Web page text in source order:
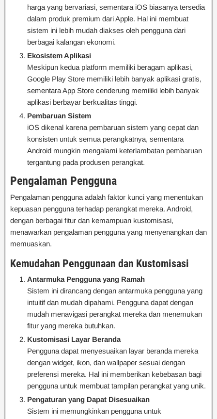
harga yang bervariasi, sementara iOS biasanya tersedia
dalam produk premium dari Apple. Hal ini membuat
sistem ini lebih mudah diakses oleh pengguna dari
berbagai kalangan ekonomi.
Ekosistem Aplikasi
Meskipun kedua platform memiliki beragam aplikasi,
Google Play Store memiliki lebih banyak aplikasi gratis,
sementara App Store cenderung memiliki lebih banyak
aplikasi berbayar berkualitas tinggi.
Pembaruan Sistem
iOS dikenal karena pembaruan sistem yang cepat dan
konsisten untuk semua perangkatnya, sementara
Android mungkin mengalami keterlambatan pembaruan
tergantung pada produsen perangkat.
Pengalaman Pengguna
Pengalaman pengguna adalah faktor kunci yang menentukan
kepuasan pengguna terhadap perangkat mereka. Android,
dengan berbagai fitur dan kemampuan kustomisasi,
menawarkan pengalaman pengguna yang menyenangkan dan
memuaskan.
Kemudahan Penggunaan dan Kustomisasi
Antarmuka Pengguna yang Ramah
Sistem ini dirancang dengan antarmuka pengguna yang
intuitif dan mudah dipahami. Pengguna dapat dengan
mudah menavigasi perangkat mereka dan menemukan
fitur yang mereka butuhkan.
Kustomisasi Layar Beranda
Pengguna dapat menyesuaikan layar beranda mereka
dengan widget, ikon, dan wallpaper sesuai dengan
preferensi mereka. Hal ini memberikan kebebasan bagi
pengguna untuk membuat tampilan perangkat yang unik.
Pengaturan yang Dapat Disesuaikan
Sistem ini memungkinkan pengguna untuk